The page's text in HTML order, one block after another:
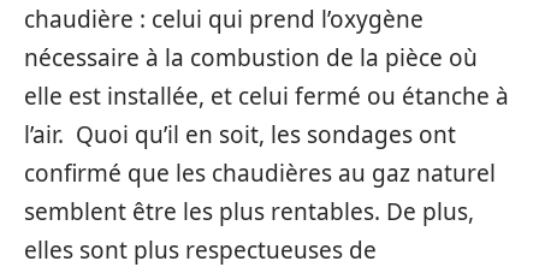
chaudière : celui qui prend l’oxygène
nécessaire à la combustion de la pièce où
elle est installée, et celui fermé ou étanche à
l’air. Quoi qu’il en soit, les sondages ont
confirmé que les chaudières au gaz naturel
semblent être les plus rentables. De plus,
elles sont plus respectueuses de